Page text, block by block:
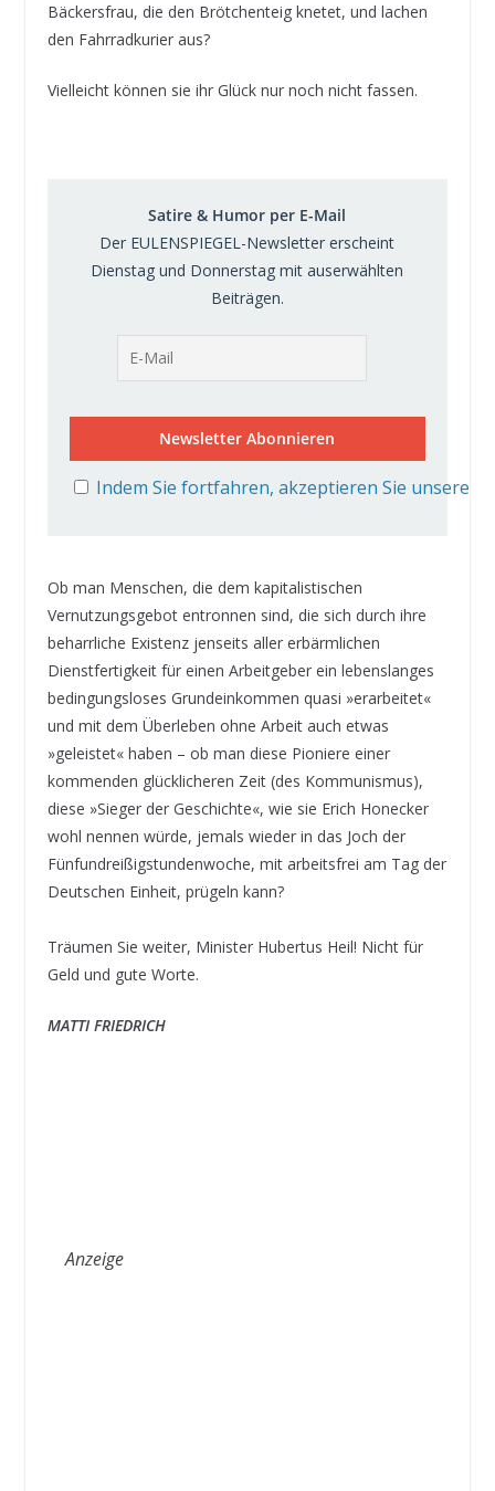
Bäckersfrau, die den Brötchenteig knetet, und lachen
den Fahrradkurier aus?
Vielleicht können sie ihr Glück nur noch nicht fassen.
Satire & Humor per E-Mail
Der EULENSPIEGEL-Newsletter erscheint
Dienstag und Donnerstag mit auserwählten
Beiträgen.
Indem Sie fortfahren, akzeptieren Sie unsere
Ob man Menschen, die dem kapitalistischen
Vernutzungsgebot entronnen sind, die sich durch ihre
beharrliche Existenz jenseits aller erbärmlichen
Dienstfertigkeit für einen Arbeitgeber ein lebenslanges
bedingungsloses Grundeinkommen quasi »erarbeitet«
und mit dem Überleben ohne Arbeit auch etwas
»geleistet« haben – ob man diese Pioniere einer
kommenden glücklicheren Zeit (des Kommunismus),
diese »Sieger der Geschichte«, wie sie Erich Honecker
wohl nennen würde, jemals wieder in das Joch der
Fünfundreißigstundenwoche, mit arbeitsfrei am Tag der
Deutschen Einheit, prügeln kann?
Träumen Sie weiter, Minister Hubertus Heil! Nicht für
Geld und gute Worte.
MATTI FRIEDRICH
Anzeige